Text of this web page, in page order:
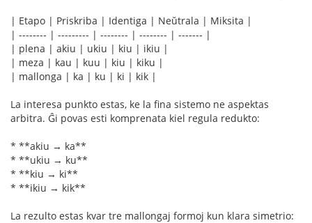
| Etapo | Priskriba | Identiga | Neŭtrala | Miksita |
| -------- | --------- | -------- | -------- | ------- |
| plena | akiu | ukiu | kiu | ikiu |
| meza | kau | kuu | kiu | kiku |
| mallonga | ka | ku | ki | kik |
La interesa punkto estas, ke la fina sistemo ne aspektas
arbitra. Ĝi povas esti komprenata kiel regula redukto:
* **akiu → ka**
* **ukiu → ku**
* **kiu → ki**
* **ikiu → kik**
La rezulto estas kvar tre mallongaj formoj kun klara simetrio: